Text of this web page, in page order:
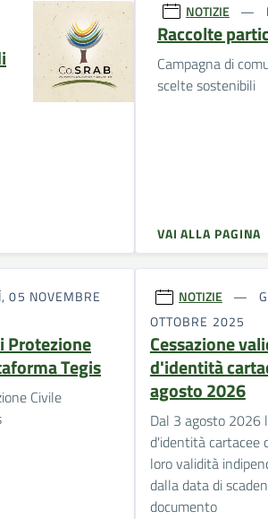
NOTIZIE
Raccolte
Campagna di
scelte sostenibili
VAI ALLA PAGINA
05 NOVEMBRE
Protezione
Tegis
Civile
NOTIZIE
OTTOBRE 2025
Cessazione
d'identità
agosto 2026
Dal 3 agosto 2026
d'identità cartacee
loro validità
dalla data di
documento